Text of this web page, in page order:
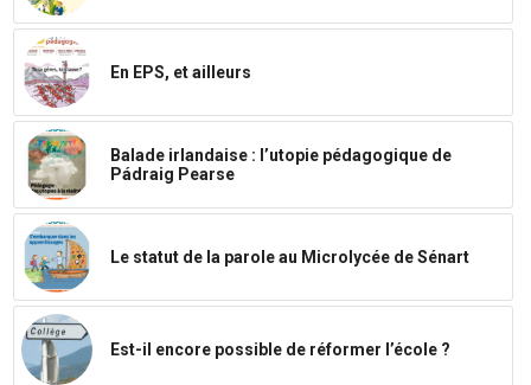
En EPS, et ailleurs
Balade irlandaise : l’utopie pédagogique de
Pádraig Pearse
Le statut de la parole au Microlycée de Sénart
Est-il encore possible de réformer l’école ?